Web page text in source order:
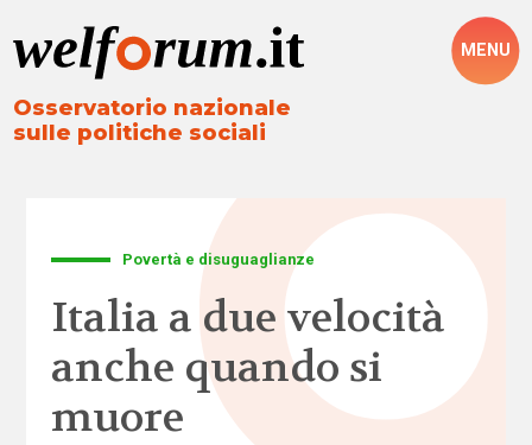
Osservatorio nazionale
sulle politiche sociali
MENU
Povertà e disuguaglianze
Italia a due velocità
anche quando si
muore